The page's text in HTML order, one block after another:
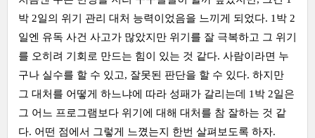
박 2일의 위기 관리 대처 능력이었음을 느끼게 되었다. 1박 2
일엔 유독 사건 사고가 많았지만 위기를 잘 극복하고 그 위기
를 오히려 기회로 만드는 힘이 있는 것 같다. 사람이라면 누
구나 실수를 할 수 있고, 잘못된 판단을 할 수 있다. 하지만
그 대처를 어떻게 하느냐에 따라 성패가 갈리는데 1박 2일은
그 어느 프로그램보다 위기에 대해 대처를 참 잘하는 것 같
다. 어떤 점에서 그렇게 느꼈는지 한번 살펴보도록 하자.